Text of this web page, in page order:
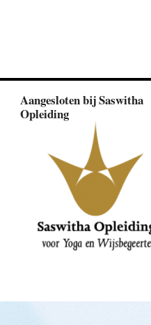
Aangesloten bij Saswitha
Opleiding